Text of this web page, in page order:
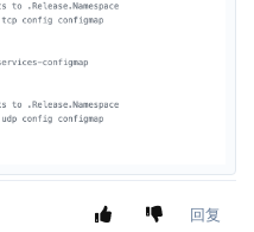
回复